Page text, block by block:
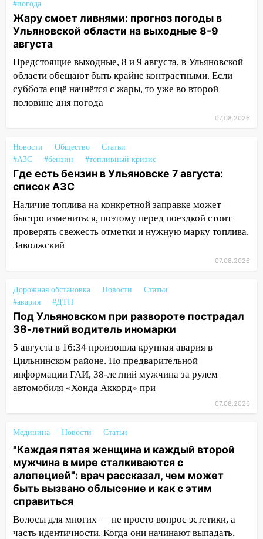
проверки обновили разметку на
пешеходных переходах
14:40 На проспекте Гая в Ульяновске
запретили остановку автомобилей на
50-метровом участке
14:22 В Новом городе 8 августа пройдет
большой фестиваль «Наше время» с
14:04
Жару смоет ливнями: прогноз
погоды в Ульяновской области на
выходные 8-9 августа
13:30
В Ульяновске транспортные
полицейские проведут акцию «Час
пассажира»
13:20 В Ульяновске за один день
13:01 В Димитровграде мужчина
выбросил из машины страйкбольную
гранату: его задержали
На Ульяновскую область
надвигается сильнейшая непогода: град
и шквал до 27 м/с
12:31 Ульяновец хотел купить иномарку
из Европы и потерял 760 тысяч рублей
столкнулись «Лада» и Chevrolet:
пострадал 14-летний подросток
12:00 Где есть бензин в Ульяновске 7
августа: список АЗС
11:50 Заснул рядом с ребёнком и
случайно задушил его: суд вынес
приговор
#погода
Жару смоет ливнями: прогноз погоды в
Ульяновской области на выходные 8-9
августа
Предстоящие выходные, 8 и 9 августа, в Ульяновской
области обещают быть крайне контрастными. Если
суббота ещё начнётся с жары, то уже во второй
половине дня погода
07.08.2026
Новости Общество
Статьи
#АЗС
#бензин #топливный кризис
Где есть бензин в Ульяновске 7 августа:
список АЗС
Наличие топлива на конкретной заправке может
быстро измениться, поэтому перед поездкой стоит
проверять свежесть отметки и нужную марку топлива.
Заволжский
07.08.2026
Дорожная обстановка Новости
Статьи
#авария
#ДТП
Под Ульяновском при развороте пострадал
38-летний водитель иномарки
5 августа в 16:34 произошла крупная авария в
Цильнинском районе. По предварительной
информации ГАИ, 38-летний мужчина за рулем
автомобиля «Хонда Аккорд» при
07.08.2026
Медицина Новости Статьи
"Каждая пятая женщина и каждый второй
мужчина в мире сталкиваются с
алопецией": врач рассказал, чем может
быть вызвано облысение и как с этим
справиться
Волосы для многих — не просто вопрос эстетики, а
часть идентичности. Когда они начинают выпадать,